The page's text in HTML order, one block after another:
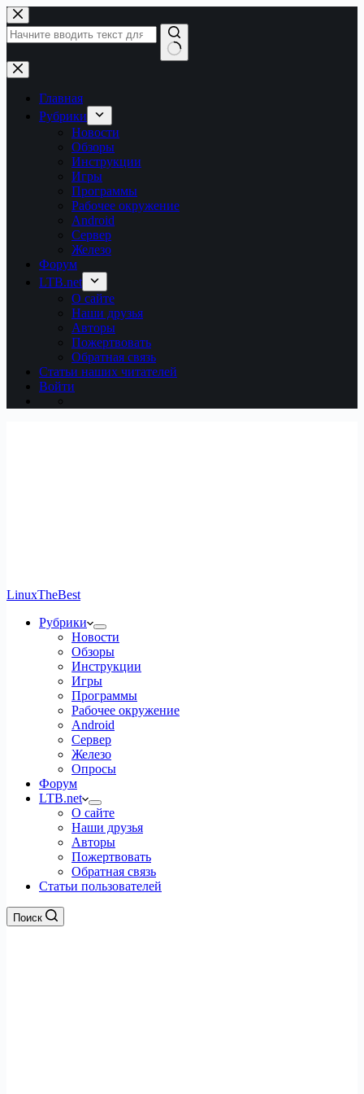
Перейти
к
сути
Ничего
не
найденоГлавная
Рубрики
Новости
Обзоры
Инструкции
Игры
Программы
Рабочее окружение
Android
Сервер
Железо
Форум
LTB.net
О сайте
Наши друзья
Авторы
Пожертвовать
Обратная связь
Статьи наших читателей
Войти
LinuxTheBest
Рубрики
Новости
Обзоры
Инструкции
Игры
Программы
Рабочее окружение
Android
Сервер
Железо
Опросы
Форум
LTB.net
О сайте
Наши друзья
Авторы
Пожертвовать
Обратная связь
Статьи пользователей
Поиск